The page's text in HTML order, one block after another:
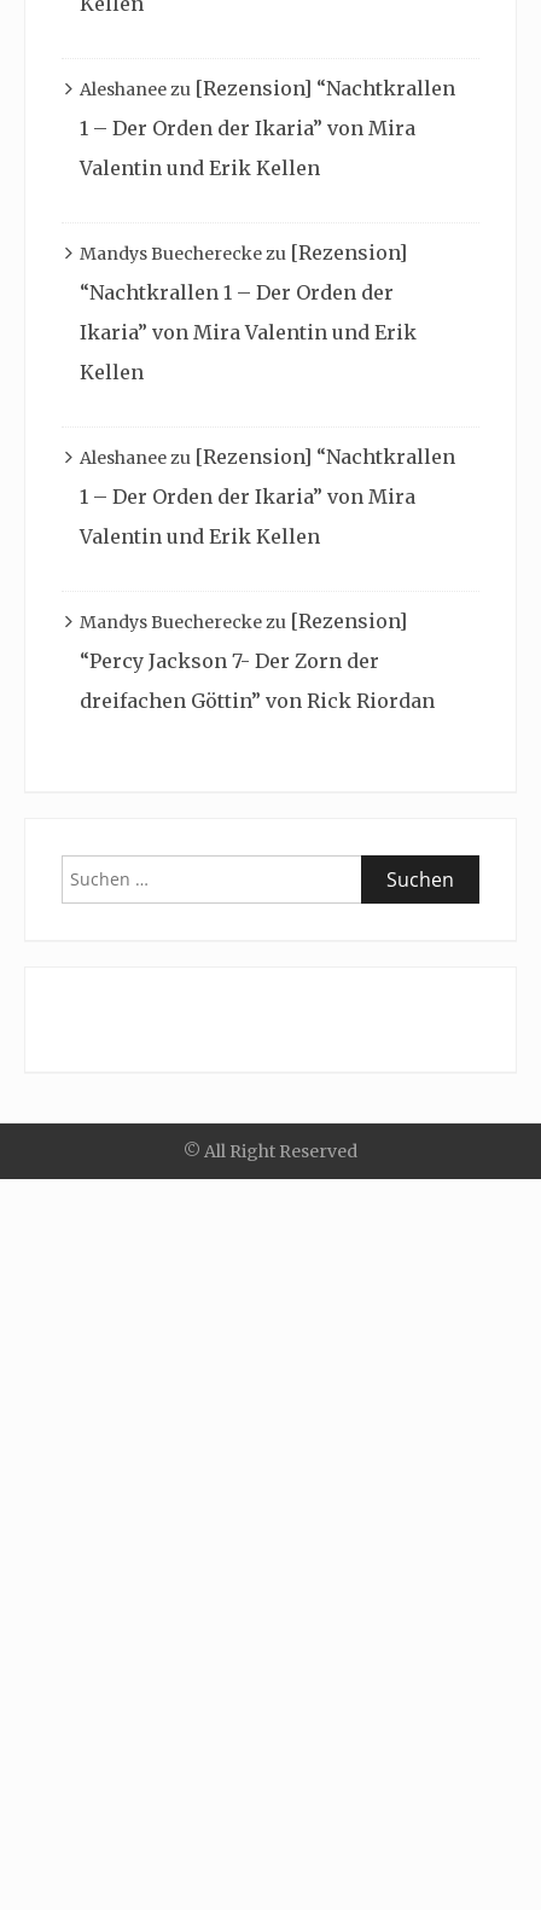
Aleshaneezu [Rezension] “Nachtkrallen
1 – Der Orden der Ikaria” von Mira
Valentin und Erik Kellen
Mandys Buechereckezu [Rezension]
“Nachtkrallen 1 – Der Orden der
Ikaria” von Mira Valentin und Erik
Kellen
Aleshaneezu [Rezension] “Nachtkrallen
1 – Der Orden der Ikaria” von Mira
Valentin und Erik Kellen
Mandys Buechereckezu [Rezension]
“Percy Jackson 7- Der Zorn der
dreifachen Göttin” von Rick Riordan
Suchen
nach:
© All Right Reserved